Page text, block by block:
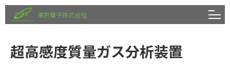
東京電子株式会社
超高感度質量ガス分析装置